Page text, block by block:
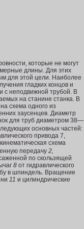
которые не могут
мерные длины. Для этих
для этой цели. Наиболее
гладких концов и
с неподвижной трубой. В
на станине станка. В
схема одного из
заусенцев. Диаметр
для труб диаметром 38—
основ­ных частей:
привода 7,
схема
передачу 2,
по скользящей
8 от гидравлического
в шпиндель. Вращение
11 и цилиндрические